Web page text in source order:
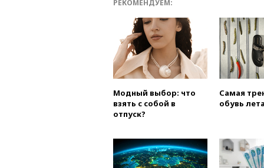
РЕКОМЕНДУЕМ:
Модный выбор: что
взять с собой в
отпуск?
Самая
обувь